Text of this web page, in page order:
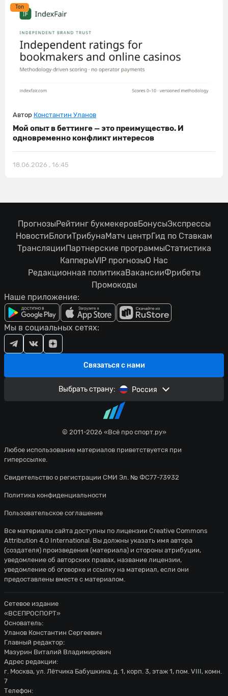
Ton
Автор Константин Уланов
Мой опыт в беттинге — это преимущество. И
одновременно конфликт интересов
18.06.2026 , 16:45
© 2011-2026 «Всё про спорт.ру»
Любое использование материалов приветствуется при
гиперссылке.
Свидетельство о регистрации СМИ Эл. № ФС77-73932
Политика конфиденциальности
Пользовательское соглашение
ПрогнозыРейтинг букмекеровБонусыЭкспрессы
НовостиБлогиТрибунаМатч центрГид по Ставкам
ТрансляцииПартнерские программыСтатистика
КапперыVIP прогнозыО Нас
Редакционная политикаВакансииФрибеты
Промокоды
Наше приложение:
Связаться с нами
Мы в социальных сетях:
Выбрать страну: Россия
Все материалы сайта доступны по лицензии Creative Commons
Attribution 4.0 International. Вы должны указать имя автора
(создателя) произведения (материала) и стороны атрибуции,
уведомление об авторских правах, название лицензии,
уведомление об оговорке и ссылку на материал, если они
предоставлены вместе с материалом.
Сетевое издание
«ВСЕПРОСПОРТ»
Основатель:
Уланов Константин Сергеевич
Главный редактор:
Мазурин Виталий Владимирович
Адрес редакции:
г. Москва, ул. Лётчика Бабушкина, д. 1, корп. 3, этаж 1, пом. VIII, комн.
7
Телефон: